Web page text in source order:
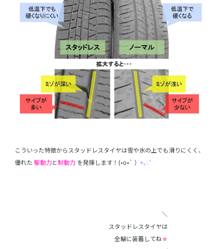
こういった特徴からスタッドレスタイヤは雪や氷の上でも滑りにくく、
優れた 駆動力と制動力 を発揮します！(•o•` ） +｡:.ﾟ
＼
スタッドレスタイヤは
全輪に装着してね★